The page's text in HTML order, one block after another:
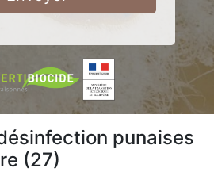
punaises
(27)